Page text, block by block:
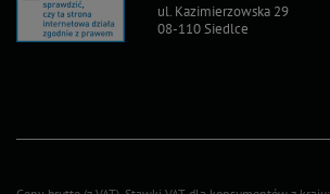
ul. Kazimierzowska 29
08-110 Siedlce